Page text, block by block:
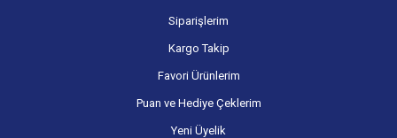
Siparişlerim
Kargo Takip
Favori Ürünlerim
Puan ve Hediye Çeklerim
Yeni Üyelik